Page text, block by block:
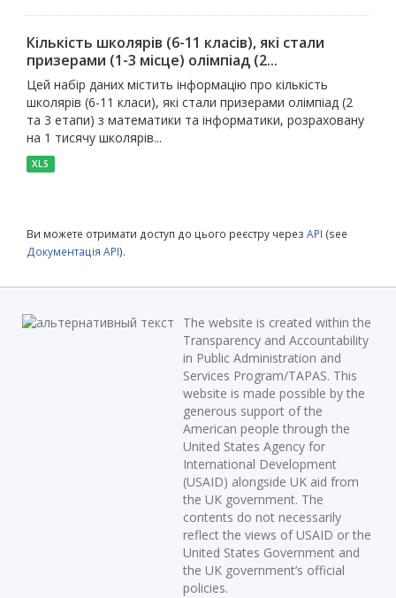
Кількість школярів (6-11 класів), які стали
призерами (1-3 місце) олімпіад (2...
Цей набір даних містить інформацію про кількість
школярів (6-11 класи), які стали призерами олімпіад (2
та 3 етапи) з математики та інформатики, розраховану
на 1 тисячу школярів...
XLS
Ви можете отримати доступ до цього реєстру через API (see
Документація API).
The website is created within the
Transparency and Accountability
in Public Administration and
Services Program/TAPAS. This
website is made possible by the
generous support of the
American people through the
United States Agency for
International Development
(USAID) alongside UK aid from
the UK government. The
contents do not necessarily
reflect the views of USAID or the
United States Government and
the UK government’s official
policies.